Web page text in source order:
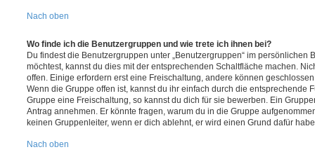
Nach oben
Wo finde ich die Benutzergruppen und wie trete ich ihnen bei?
Du findest die Benutzergruppen unter „Benutzergruppen“ im persönlichen
möchtest, kannst du dies mit der entsprechenden Schaltfläche machen.
offen. Einige erfordern erst eine Freischaltung, andere können
Wenn die Gruppe offen ist, kannst du ihr einfach durch die entsprechende
Gruppe eine Freischaltung, so kannst du dich für sie bewerben. Ein
Antrag annehmen. Er könnte fragen, warum du in die Gruppe
keinen Gruppenleiter, wenn er dich ablehnt, er wird einen Grund dafür
Nach oben